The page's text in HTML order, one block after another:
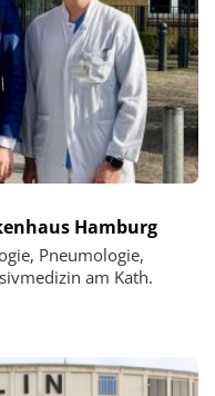
Hamburg
Pneumologie,
am Kath.